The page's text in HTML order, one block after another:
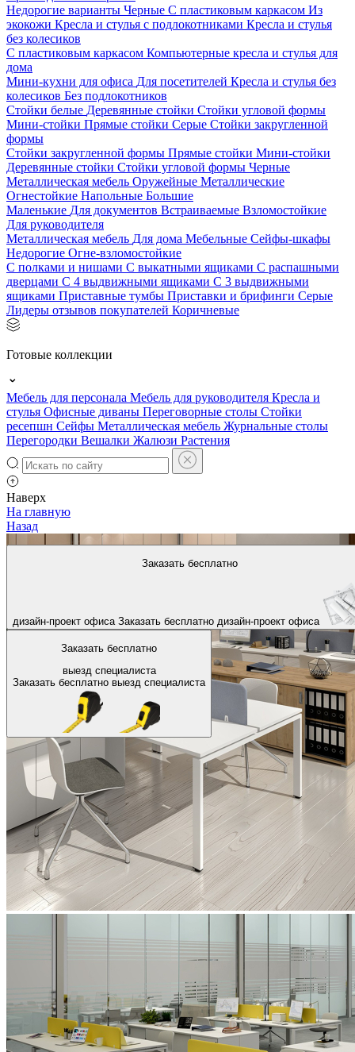
Недорогие варианты Черные С пластиковым каркасом Из
экокожи Кресла и стулья с подлокотниками Кресла и стулья
без колесиков
С пластиковым каркасом Компьютерные кресла и стулья для
дома
Мини-кухни для офиса Для посетителей Кресла и стулья без
колесиков Без подлокотников
Стойки белые Деревянные стойки Стойки угловой формы
Мини-стойки Прямые стойки Серые Стойки закругленной
формы
Стойки закругленной формы Прямые стойки Мини-стойки
Деревянные стойки Стойки угловой формы Черные
Металлическая мебель Оружейные Металлические
Огнестойкие Напольные Большие
Маленькие Для документов Встраиваемые Взломостойкие
Для руководителя
Металлическая мебель Для дома Мебельные Сейфы-шкафы
Недорогие Огне-взломостойкие
С полками и нишами С выкатными ящиками С распашными
дверцами С 4 выдвижными ящиками С 3 выдвижными
ящиками Приставные тумбы Приставки и брифинги Серые
Лидеры отзывов покупателей Коричневые
Готовые коллекции
Мебель для персонала Мебель для руководителя Кресла и
стулья Офисные диваны Переговорные столы Стойки
ресепшн Сейфы Металлическая мебель Журнальные столы
Перегородки Вешалки Жалюзи Растения
Наверх
Заказать бесплатно
дизайн-проект офиса Заказать бесплатно дизайн-проект офиса
Заказать бесплатно
выезд специалиста
Заказать бесплатно выезд специалиста
На главную
Назад